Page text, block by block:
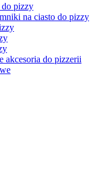
pizzy
na ciasto do pizzy
akcesoria do pizzerii